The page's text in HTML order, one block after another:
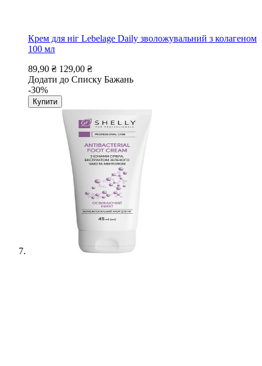
Крем для ніг Lebelage Daily зволожувальний з колагеном
100 мл
89,90 ₴ 129,00 ₴
Додати до Списку Бажань
-30%
Купити